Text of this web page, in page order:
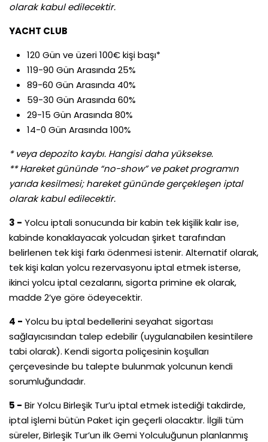
olarak kabul edilecektir.
YACHT CLUB
120 Gün ve üzeri 100€ kişi başı*
119-90 Gün Arasında 25%
89-60 Gün Arasında 40%
59-30 Gün Arasında 60%
29-15 Gün Arasında 80%
14-0 Gün Arasında 100%
* veya depozito kaybı. Hangisi daha yüksekse.
** Hareket gününde “no-show” ve paket programın
yarıda kesilmesi; hareket gününde gerçekleşen iptal
olarak kabul edilecektir.
3 - Yolcu iptali sonucunda bir kabin tek kişilik kalır ise,
kabinde konaklayacak yolcudan şirket tarafından
belirlenen tek kişi farkı ödenmesi istenir. Alternatif olarak,
tek kişi kalan yolcu rezervasyonu iptal etmek isterse,
ikinci yolcu iptal cezalarını, sigorta primine ek olarak,
madde 2’ye göre ödeyecektir.
4 - Yolcu bu iptal bedellerini seyahat sigortası
sağlayıcısından talep edebilir (uygulanabilen kesintilere
tabi olarak). Kendi sigorta poliçesinin koşulları
çerçevesinde bu talepte bulunmak yolcunun kendi
sorumluğundadır.
5 - Bir Yolcu Birleşik Tur’u iptal etmek istediği takdirde,
iptal işlemi bütün Paket için geçerli olacaktır. İlgili tüm
süreler, Birleşik Tur’un ilk Gemi Yolculuğunun planlanmış